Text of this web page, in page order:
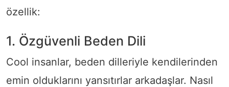
özellik:
1. Özgüvenli Beden Dili
Cool insanlar, beden dilleriyle kendilerinden
emin olduklarını yansıtırlar arkadaşlar. Nasıl